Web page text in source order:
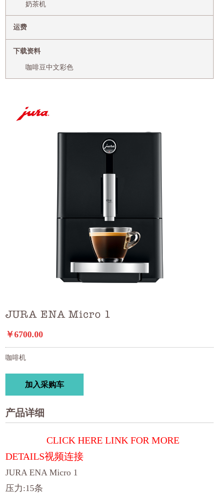
奶茶机
运费
下载资料
咖啡豆中文彩色
JURA ENA Micro 1
￥6700.00
咖啡机
加入采购车
产品详细
CLICK HERE LINK FOR MORE
DETAILS视频连接
JURA ENA Micro 1
压力:15条